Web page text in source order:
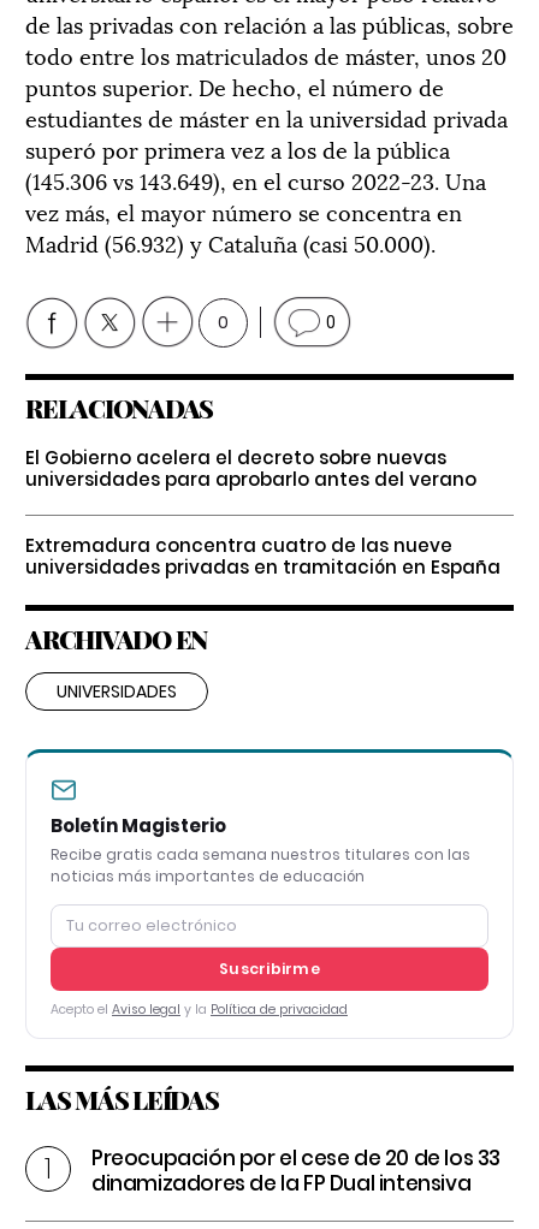
de las privadas con relación a las públicas, sobre
todo entre los matriculados de máster, unos 20
puntos superior. De hecho, el número de
estudiantes de máster en la universidad privada
superó por primera vez a los de la pública
(145.306 vs 143.649), en el curso 2022-23. Una
vez más, el mayor número se concentra en
Madrid (56.932) y Cataluña (casi 50.000).
0 0
RELACIONADAS
El Gobierno acelera el decreto sobre nuevas
universidades para aprobarlo antes del verano
Extremadura concentra cuatro de las nueve
universidades privadas en tramitación en España
ARCHIVADO EN
UNIVERSIDADES
Boletín Magisterio
Recibe gratis cada semana nuestros titulares con las
noticias más importantes de educación
Suscribirme
Acepto el Aviso legal y la Política de privacidad
LAS MÁS LEÍDAS
Preocupación por el cese de 20 de los 33
dinamizadores de la FP Dual intensiva